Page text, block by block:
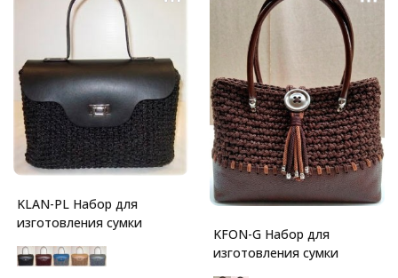
KLAN-PL Набор для
изготовления сумки
KFON-G Набор для
изготовления сумки